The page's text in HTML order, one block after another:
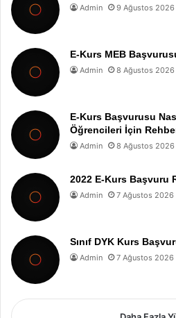
Admin 9 Ağustos 2026
E-Kurs MEB
Admin 8 Ağustos 2026
E-Kurs Başvurusu
Öğrencileri İçin
Admin 8 Ağustos 2026
2022 E-Kurs Başvuru
Admin 7 Ağustos 2026
Sınıf DYK Kurs
Admin 7 Ağustos 2026